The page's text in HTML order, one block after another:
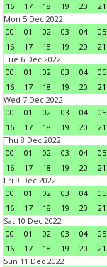
16
17 18 19 20 21
Mon 5 Dec 2022
00
01 02 03 04 05
16
17 18 19 20 21
Tue 6 Dec 2022
00
01 02 03 04 05
16
17 18 19 20 21
Wed 7 Dec 2022
00
01 02 03 04 05
16
17 18 19 20 21
Thu 8 Dec 2022
00
01 02 03 04 05
16
17 18 19 20 21
Fri 9 Dec 2022
00
01 02 03 04 05
16
17 18 19 20 21
Sat 10 Dec 2022
00
01 02 03 04 05
16
17 18 19 20 21
Sun 11 Dec 2022